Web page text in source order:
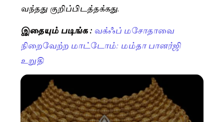
வந்தது குறிப்பிடத்தக்கது.
இதையும் படிங்க : வக்ஃப் மசோதாவை
நிறைவேற்ற மாட்டோம்: மம்தா பானர்ஜி
உறுதி